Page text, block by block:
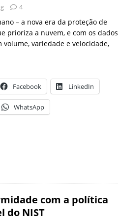
4
– a nova era da proteção de
prioriza a nuvem, e com os dados
variedade e velocidade,
Facebook LinkedIn
WhatsApp
com a política
do NIST